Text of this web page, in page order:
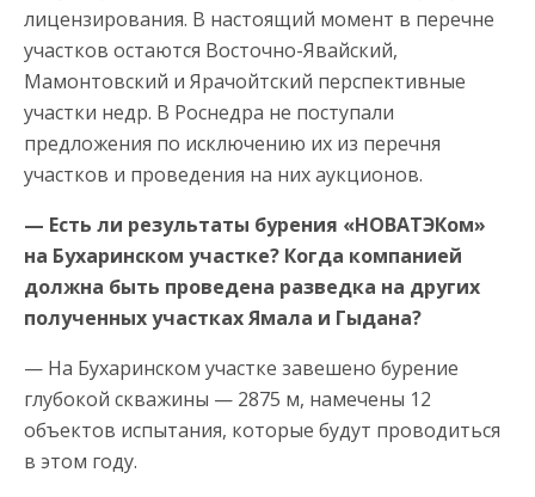
лицензирования. В настоящий момент в перечне
участков остаются Восточно-Явайский,
Мамонтовский и Ярачойтский перспективные
участки недр. В Роснедра не поступали
предложения по исключению их из перечня
участков и проведения на них аукционов.
— Есть ли результаты бурения «НОВАТЭКом»
на Бухаринском участке? Когда компанией
должна быть проведена разведка на других
полученных участках Ямала и Гыдана?
— На Бухаринском участке завешено бурение
глубокой скважины — 2875 м, намечены 12
объектов испытания, которые будут проводиться
в этом году.